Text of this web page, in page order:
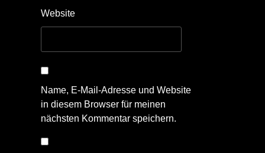
Website
Name, E-Mail-Adresse und Website
in diesem Browser für meinen
nächsten Kommentar speichern.